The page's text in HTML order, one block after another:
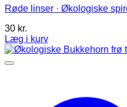
Røde linser · Økologiske
30 kr.
Læg i kurv
Dette
vare
Mulighederne